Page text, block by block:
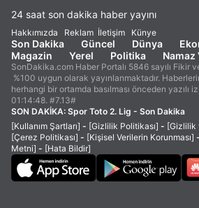
24 saat son dakika haber yayını
Hakkımızda Reklam İletişim Künye
Son Dakika Güncel Dünya
Magazin
Yerel Politika Namaz
SonDakika.com Haber Portalı 5846 sayılı Fikir
%100 uygun olarak yayınlanmaktadır.
herhangi bir ortamda basılması önceden yazılı
01:14:48. #7.13#
SON DAKİKA: Spor Toto 2. Lig - Son Dakika
[Kullanım Şartları] - [Gizlilik Politikası] - [Gizlilik
[Çerez Politikası] - [Kişisel Verilerin Korunması] -
Metni] - [Hata Bildir]